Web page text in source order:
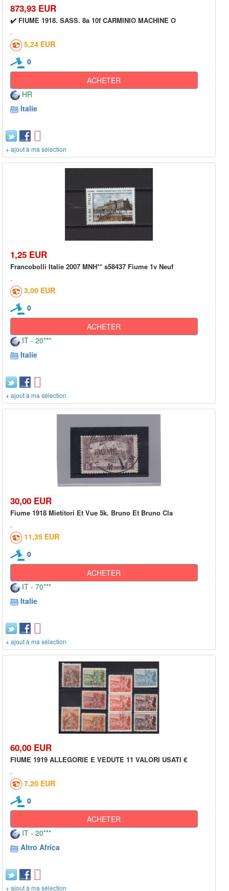
873,93 EUR
✔️ FIUME 1918. SASS. 8a 10f CARMINIO MACHINE O
5,24 EUR
0
ACHETER
HR
Italie
+ ajout à ma sélection
1,25 EUR
Francobolli Italie 2007 MNH** s58437 Fiume 1v Neuf
3,00 EUR
0
ACHETER
IT - 20***
Italie
+ ajout à ma sélection
30,00 EUR
Fiume 1918 Mietitori Et Vue 5k. Bruno Et Bruno Cla
11,35 EUR
0
ACHETER
IT - 70***
Italie
+ ajout à ma sélection
60,00 EUR
FIUME 1919 ALLEGORIE E VEDUTE 11 VALORI USATI €
7,20 EUR
0
ACHETER
IT - 20***
Altro Africa
+ ajout à ma sélection